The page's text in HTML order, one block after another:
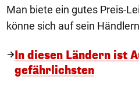
Man biete ein gutes Preis-
könne sich auf sein
In diesen Ländern ist
gefährlichsten